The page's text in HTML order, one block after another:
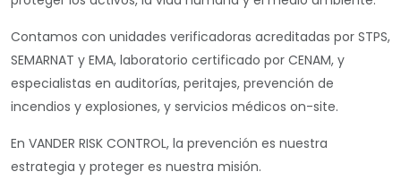
Contamos con unidades verificadoras acreditadas por STPS,
SEMARNAT y EMA, laboratorio certificado por CENAM, y
especialistas en auditorías, peritajes, prevención de
incendios y explosiones, y servicios médicos on-site.
En VANDER RISK CONTROL, la prevención es nuestra
estrategia y proteger es nuestra misión.